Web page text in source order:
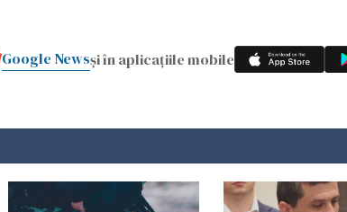
Google Newsși în aplicațiile mobile